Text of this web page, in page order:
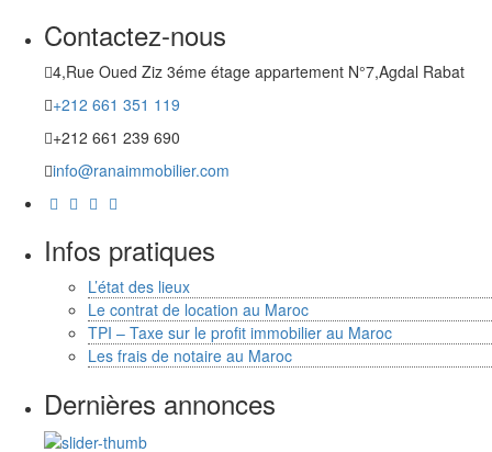
Contactez-nous
4,Rue Oued Ziz 3éme étage appartement N°7,Agdal Rabat
+212 661 351 119
+212 661 239 690
info@ranaimmobilier.com
Infos pratiques
L’état des lieux
Le contrat de location au Maroc
TPI – Taxe sur le profit immobilier au Maroc
Les frais de notaire au Maroc
Dernières annonces